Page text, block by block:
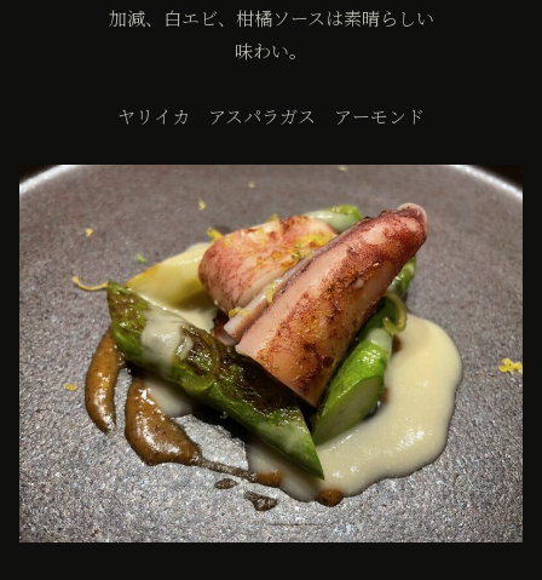
加減、白エビ、柑橘ソースは素晴らしい
味わい。
ヤリイカ アスパラガス アーモンド